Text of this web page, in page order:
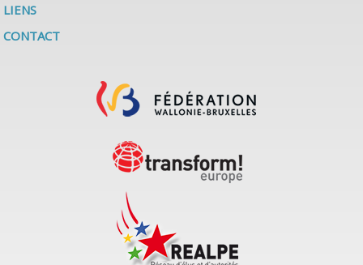
LIENS
CONTACT